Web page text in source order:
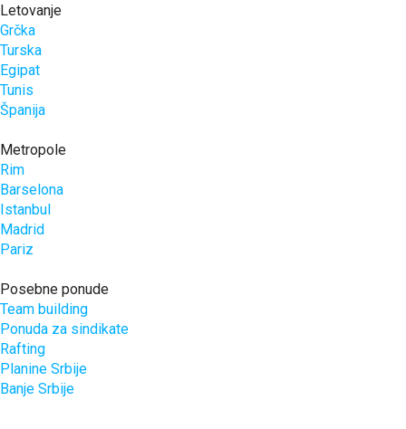
Letovanje
Grčka
Turska
Egipat
Tunis
Španija
Metropole
Rim
Barselona
Istanbul
Madrid
Pariz
Posebne ponude
Team building
Ponuda za sindikate
Rafting
Planine Srbije
Banje Srbije